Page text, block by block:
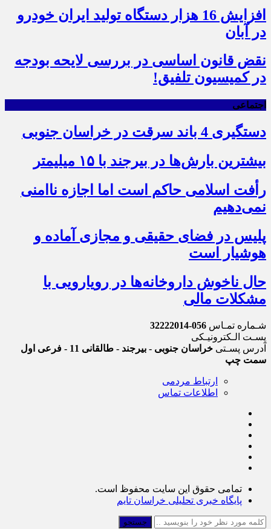
افزایش 16 هزار دستگاه تولید ایران خودرو
در آبان
نقض قانون اساسی در بررسی لایحه بودجه
در کمیسیون تلفیق!
اجتماعی
دستگیری 4 باند سرقت در خراسان جنوبی
بیشترین بارش‌ها در بیرجند با ۱۵ میلیمتر
رأفت اسلامی حاکم است اما اجازه ناامنی
نمی‌دهیم
پلیس در فضای حقیقی و مجازی آماده و
هوشیار است
حال ناخوش داروخانه‌ها در رویارویی با
مشکلات مالی
شـماره تمـاس 056-32222014
پسـت الـکترونیـکی
آدرس پسـتی
خراسان جنوبی - بیرجند - طالقانی 11 - فرعی اول
سمت چپ
ارتباط مردمی
اطلاعات تماس
تمامی حقوق این سایت محفوظ است.
پایگاه خبری تحلیلی خراسان تایم
جستجو